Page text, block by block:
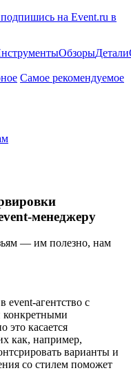
на Event.ru в
ОбзорыДетали
Самое рекомендуемое
менеджеру
— им полезно, нам
event-агентство с
конкретными
это касается
как, например,
варианты и
со стилем поможет